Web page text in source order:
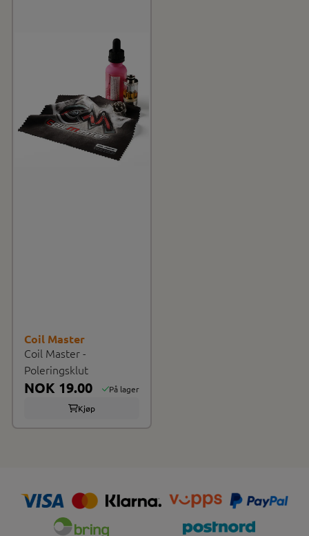
Coil Master
Coil Master -
Poleringsklut
NOK 19.00
På lager
Kjøp